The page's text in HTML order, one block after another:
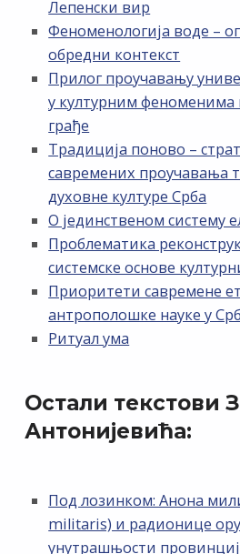
Лепенски вир
Феноменологија воде –
обредни контекст
Прилог проучавању
у културним феноменима
грађе
Традиција поново –
савремених проучавања
духовне културе Срба
О јединственом систему
Проблематика
системске основе
Приоритети савремене
антрополошке науке у
Ритуал ума
Остали текстови
Антонијевића:
Под лозинком: Анона
militaris) и радионице
унутрашњости